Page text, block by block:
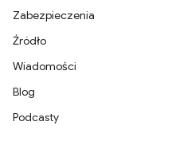
Zabezpieczenia
Źródło
Wiadomości
Blog
Podcasty